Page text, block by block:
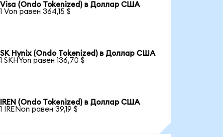
Visa (Ondo Tokenized) в Доллар США
1 Von равен 364,15 $
SK Hynix (Ondo Tokenized) в Доллар США
1 SKHYon равен 136,70 $
IREN (Ondo Tokenized) в Доллар США
1 IRENon равен 39,19 $